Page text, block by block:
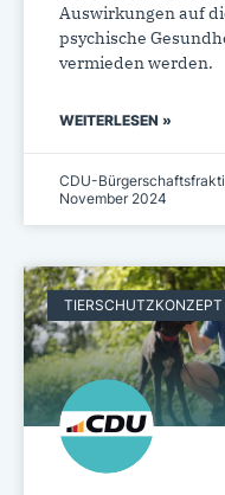
Auswirkungen auf
psychische
vermieden werden.
WEITERLESEN »
CDU-
November 2024
TIERSCHUTZKONZEPT